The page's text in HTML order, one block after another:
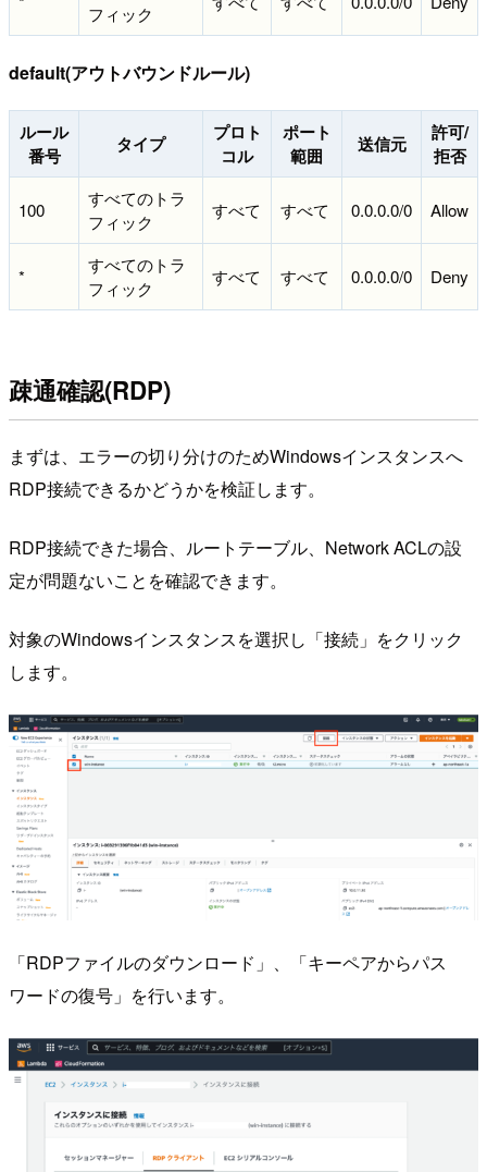
フィック
default(アウトバウンドルール)
ルール
番号
タイプ
プロト
コル
ポート
範囲
送信元
許可/
拒否
100
すべてのトラ
フィック
すべて すべて 0.0.0.0/0 Allow
*
すべてのトラ
フィック
すべて すべて 0.0.0.0/0 Deny
疎通確認(RDP)
まずは、エラーの切り分けのためWindowsインスタンスへ
RDP接続できるかどうかを検証します。
RDP接続できた場合、ルートテーブル、Network ACLの設
定が問題ないことを確認できます。
対象のWindowsインスタンスを選択し「接続」をクリック
します。
「RDPファイルのダウンロード」、「キーペアからパス
ワードの復号」を行います。